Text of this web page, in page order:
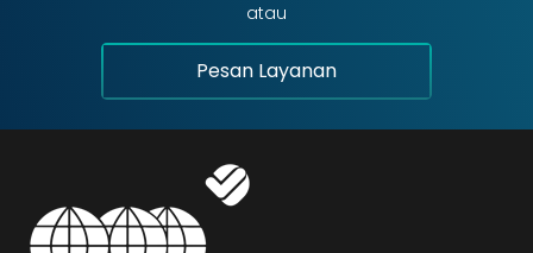
atau
Pesan Layanan